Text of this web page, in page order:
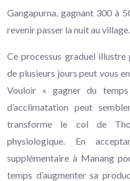
Gangapurna, gagnant 300 à
revenir passer la nuit au village.
Ce processus graduel
de plusieurs jours peut vous
Vouloir « gagner du
d’acclimatation peut
transforme le col de
physiologique. En
supplémentaire à Manang
temps d’augmenter sa